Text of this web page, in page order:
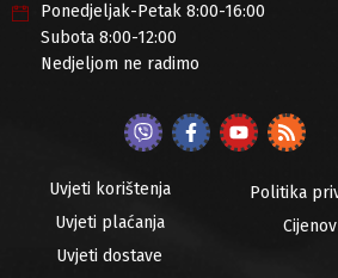
Ponedjeljak-Petak 8:00-16:00
Subota 8:00-12:00
Nedjeljom ne radimo
Uvjeti korištenja
Uvjeti plaćanja
Uvjeti dostave
Politika